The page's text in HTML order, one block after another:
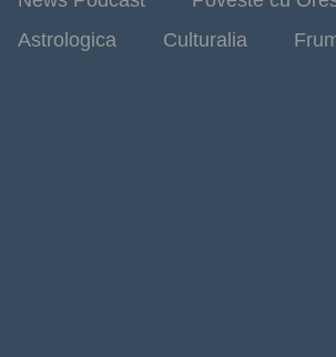
Astrologica
Culturalia